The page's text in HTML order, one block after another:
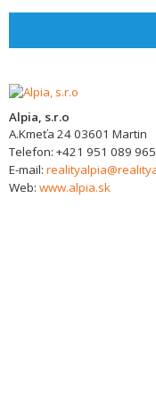
Alpia, s.r.o
A.Kmeťa 2403601 Martin
Telefon: +421 951 089 965
E-mail:
Web: www.alpia.sk